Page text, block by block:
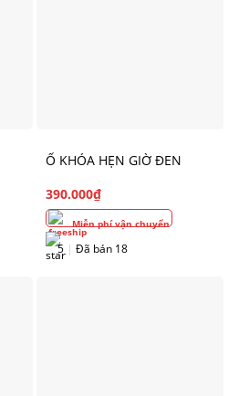
Ổ KHÓA HẸN GIỜ ĐEN
390.000₫
Miễn phí vận chuyển
5 | Đã bán 18